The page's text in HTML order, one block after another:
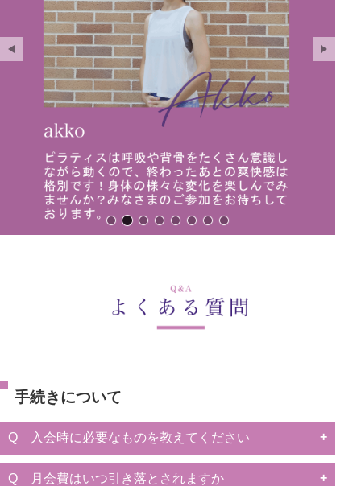
インストラクター紹介1
インストラクター紹介2
インストラクター紹介3
インストラクター紹介4
インストラクター紹介5
インストラクター紹介6
インストラクター紹介7
手続きについて
Q 入会時に必要なものを教えてください
Q 月会費はいつ引き落とされますか